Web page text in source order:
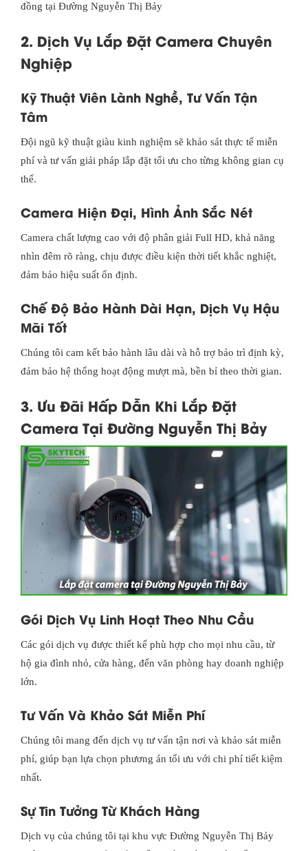
đồng tại Đường Nguyễn Thị Bảy
2. Dịch Vụ Lắp Đặt Camera Chuyên
Nghiệp
Kỹ Thuật Viên Lành Nghề, Tư Vấn Tận
Tâm
Đội ngũ kỹ thuật giàu kinh nghiệm sẽ khảo sát thực tế miễn
phí và tư vấn giải pháp lắp đặt tối ưu cho từng không gian cụ
thể.
Camera Hiện Đại, Hình Ảnh Sắc Nét
Camera chất lượng cao với độ phân giải Full HD, khả năng
nhìn đêm rõ ràng, chịu được điều kiện thời tiết khắc nghiệt,
đảm bảo hiệu suất ổn định.
Chế Độ Bảo Hành Dài Hạn, Dịch Vụ Hậu
Mãi Tốt
Chúng tôi cam kết bảo hành lâu dài và hỗ trợ bảo trì định kỳ,
đảm bảo hệ thống hoạt động mượt mà, bền bỉ theo thời gian.
3. Ưu Đãi Hấp Dẫn Khi Lắp Đặt
Camera Tại Đường Nguyễn Thị Bảy
Gói Dịch Vụ Linh Hoạt Theo Nhu Cầu
Các gói dịch vụ được thiết kế phù hợp cho mọi nhu cầu, từ
hộ gia đình nhỏ, cửa hàng, đến văn phòng hay doanh nghiệp
lớn.
Tư Vấn Và Khảo Sát Miễn Phí
Chúng tôi mang đến dịch vụ tư vấn tận nơi và khảo sát miễn
phí, giúp bạn lựa chọn phương án tối ưu với chi phí tiết kiệm
nhất.
Sự Tin Tưởng Từ Khách Hàng
Dịch vụ của chúng tôi tại khu vực Đường Nguyễn Thị Bảy